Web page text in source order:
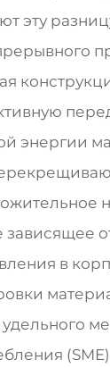
эту
энергии
зависящее
в